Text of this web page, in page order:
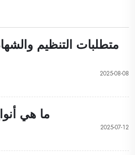
متطلبات التنظيم
2025-08-08
ما هي
2025-07-12